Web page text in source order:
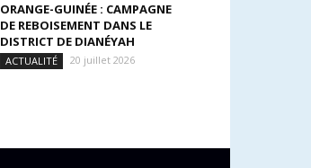
ORANGE-GUINÉE : CAMPAGNE
DE REBOISEMENT DANS LE
DISTRICT DE DIANÉYAH
ACTUALITÉ 20 juillet 2026